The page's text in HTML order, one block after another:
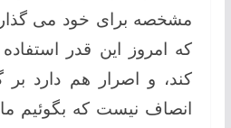
مشخصه برای خود می
که امروز این قدر
کند، و اصرار هم دارد بر
انصاف نیست که بگوئیم